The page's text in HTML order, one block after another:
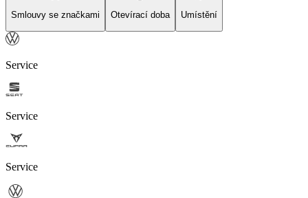
Smlouvy se značkami Otevírací doba Umístění
Service
Service
Service